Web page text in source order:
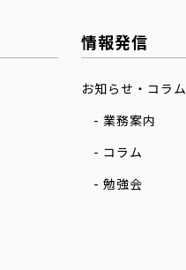
情報発信
お知らせ・コラム
業務案内
コラム
勉強会